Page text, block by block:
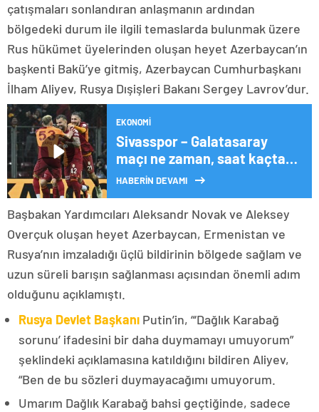
çatışmaları sonlandıran anlaşmanın ardından
bölgedeki durum ile ilgili temaslarda bulunmak üzere
Rus hükümet üyelerinden oluşan heyet Azerbaycan’ın
başkenti Bakü’ye gitmiş, Azerbaycan Cumhurbaşkanı
İlham Aliyev, Rusya Dışişleri Bakanı Sergey Lavrov’dur.
EKONOMI
Sivasspor – Galatasaray
maçı ne zaman, saat kaçta,
hangi kanalda?
HABERİN DEVAMI
Başbakan Yardımcıları Aleksandr Novak ve Aleksey
Overçuk oluşan heyet Azerbaycan, Ermenistan ve
Rusya’nın imzaladığı üçlü bildirinin bölgede sağlam ve
uzun süreli barışın sağlanması açısından önemli adım
olduğunu açıklamıştı.
Rusya Devlet Başkanı Putin’in, “‘Dağlık Karabağ
sorunu’ ifadesini bir daha duymamayı umuyorum”
şeklindeki açıklamasına katıldığını bildiren Aliyev,
“Ben de bu sözleri duymayacağımı umuyorum.
Umarım Dağlık Karabağ bahsi geçtiğinde, sadece